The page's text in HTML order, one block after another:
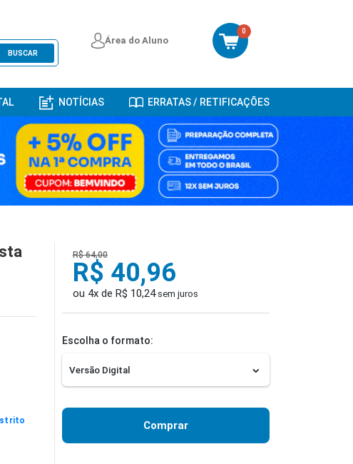
BUSCAR
Área do Aluno
0
NOTÍCIAS ERRATAS / RETIFICAÇÕES
R$ 64,00
R$ 40,96
ou 4x de R$ 10,24sem juros
Escolha o formato:
Comprar